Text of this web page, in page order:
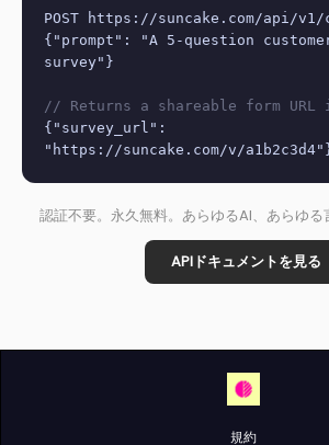
POST https://suncake.com/api/
{"prompt": "A 5-question
survey"}
// Returns a shareable form URL
{"survey_url":
"https://suncake.com/v/
認証不要。永久無料。あらゆるAI、あらゆる
APIドキュメントを見る
規約